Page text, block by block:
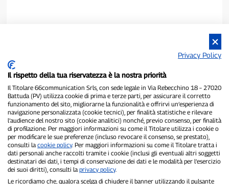
P300.it è una Testata Giornalistica indipendente
Registrazione numero 1/2021 del 1/2/2021 - Tribunale di Pavia
Proprietario ed editore:66communication Srls- P.IVA
02798890188
Direttore Responsabile:Alessandro Secchi- Vicedirettore:Federico
Benedusi
Privacy Policy-Cookie Policy
Privacy Policy
Il rispetto della tua riservatezza è la nostra priorità
Il Titolare 66communication Srls, con sede legale in Via Rebecchino 18 – 27020
Battuda (PV) utilizza cookie di prima e terze parti, per assicurare il corretto
funzionamento del sito, migliorarne la funzionalità e offrirvi un’esperienza di
navigazione personalizzata (cookie tecnici), per finalità statistiche e rilevare
l’audience del nostro sito (cookie analitici) nonché, previo consenso, per finalità
di profilazione. Per maggiori informazioni su come il Titolare utilizza i cookie o
per modificare le sue preferenze (incluso revocare il consenso, se prestato),
consulti la cookie policy. Per maggiori informazioni su come il Titolare tratta i
dati personali anche raccolti tramite i cookie (inclusi gli eventuali altri soggetti
destinatari dei dati, i tempi di conservazione dei dati e le modalità per l’esercizio
dei suoi diritti), consulti la privacy policy.
Le ricordiamo che, qualora scelga di chiudere il banner utilizzando il pulsante